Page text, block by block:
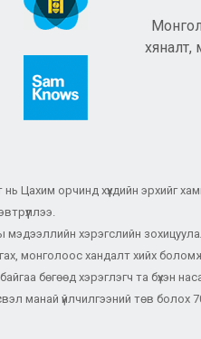
хяналт,
Цахим орчинд хүүхдийн эрхийг
хэрэгслийн
монголоос хандалт хийх
бөгөөд хэрэглэгч та бүхэн
манай үйлчилгээний төв болох